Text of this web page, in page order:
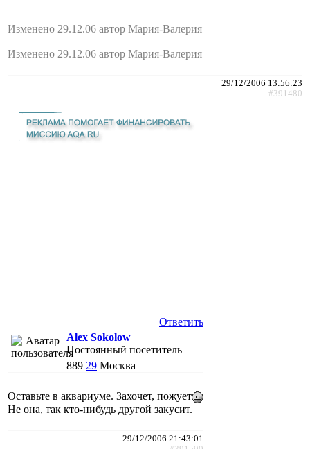
Изменено 29.12.06 автор Мария-Валерия
Изменено 29.12.06 автор Мария-Валерия
29/12/2006 13:56:23
#391480
Ответить
Alex Sokolow
Постоянный посетитель
889 29 Москва
Оставьте в аквариуме. Захочет, пожует
Не она, так кто-нибудь другой закусит.
29/12/2006 21:43:01